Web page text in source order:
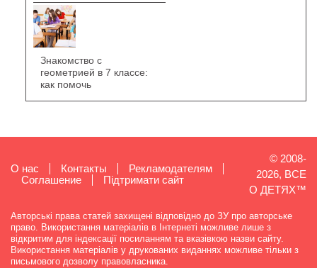
Знакомство с
геометрией в 7 классе:
как помочь
О нас Контакты
Рекламодателям
Cоглашение
Підтримати сайт
© 2008-
2026, ВСЕ
О ДЕТЯХ™
Авторські права статей захищені відповідно до ЗУ про авторське
право. Використання матеріалів в Інтернеті можливе лише з
відкритим для індексації посиланням та вказівкою назви сайту.
Використання матеріалів у друкованих виданнях можливе тільки з
письмового дозволу правовласника.